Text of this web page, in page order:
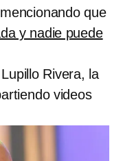
que
y nadie puede
Rivera, la
videos